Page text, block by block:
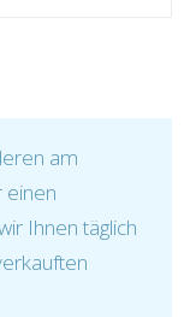
am
einen
Ihnen täglich